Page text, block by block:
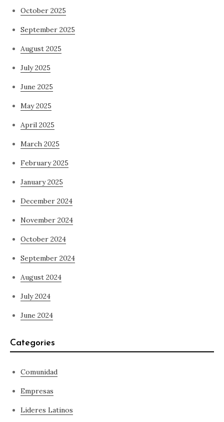
October 2025
September 2025
August 2025
July 2025
June 2025
May 2025
April 2025
March 2025
February 2025
January 2025
December 2024
November 2024
October 2024
September 2024
August 2024
July 2024
June 2024
Categories
Comunidad
Empresas
Lideres Latinos